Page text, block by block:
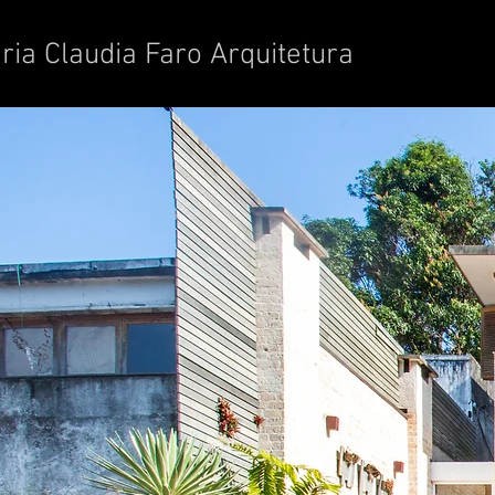
Claudia Faro Arquitetura